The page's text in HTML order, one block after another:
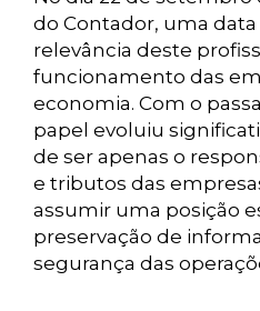
do Contador, uma data
relevância deste
funcionamento das
economia. Com o
papel evoluiu
de ser apenas o
e tributos das
assumir uma posição
preservação de
segurança das